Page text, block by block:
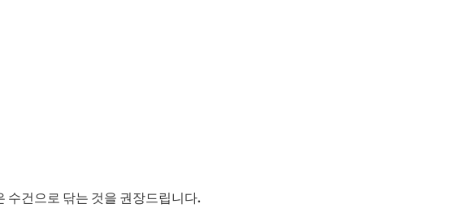
수건으로 닦는 것을 권장드립니다.